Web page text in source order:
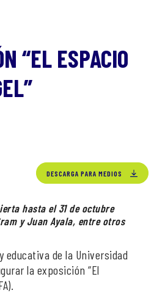
“EL ESPACIO
DESCARGA PARA MEDIOS
hasta el 31 de octubre
y Juan Ayala, entre otros
de la Universidad
la exposición “El